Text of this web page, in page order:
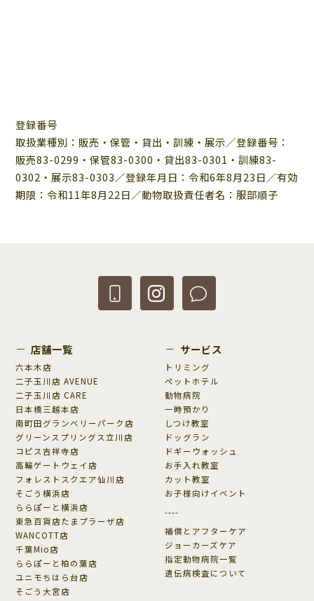
登録番号
取扱業種別：販売・保管・貸出・訓練・展示／登録番号：
販売83-0299・保管83-0300・貸出83-0301・訓練83-
0302・展示83-0303／登録年月日：令和6年8月23日／有効
期限：令和11年8月22日／動物取扱責任者名：服部順子
店舗一覧
六本木店
二子玉川店 AVENUE
二子玉川店 CARE
日本橋三越本店
南町田グランベリーパーク店
グリーンスプリングス立川店
コピス吉祥寺店
高輪ゲートウェイ店
フォレストスクエア仙川店
そごう横浜店
ららぽーと横浜店
東急百貨店たまプラーザ店
WANCOTT店
千葉Mio店
ららぽーと柏の葉店
ユニモちはら台店
そごう大宮店
サービス
トリミング
ペットホテル
動物病院
一時預かり
しつけ教室
ドッグラン
ドギーウォッシュ
お手入れ教室
カット教室
お子様向けイベント
----
補償とアフターケア
ジョーカーズケア
指定動物病院一覧
遺伝病検査について